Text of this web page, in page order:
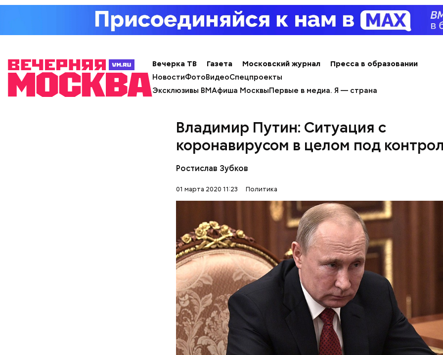
Вечерка ТВ Газета Московский журнал
Пресса в образовании
НовостиФотоВидеоСпецпроекты
Эксклюзивы ВМАфиша МосквыПервые в медиа. Я — страна
Владимир Путин: Ситуация с
коронавирусом в целом под
Ростислав Зубков
01 марта 2020 11:23 Политика
— Конституции до 1906 года для общегосударственной
Российской империи не существовало. Была конституция
Для России она была впервые введена при Николае II, —
он.
Читайте также:Путин объяснил, почему часть людей из
перешла в правительство РФ